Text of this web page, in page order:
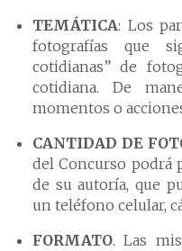
TEMÁTICA: Los
fotografías que
cotidianas” de
cotidiana. De
momentos o
CANTIDAD DE
del Concurso podrá
de su autoría, que
un teléfono celular,
FORMATO. Las